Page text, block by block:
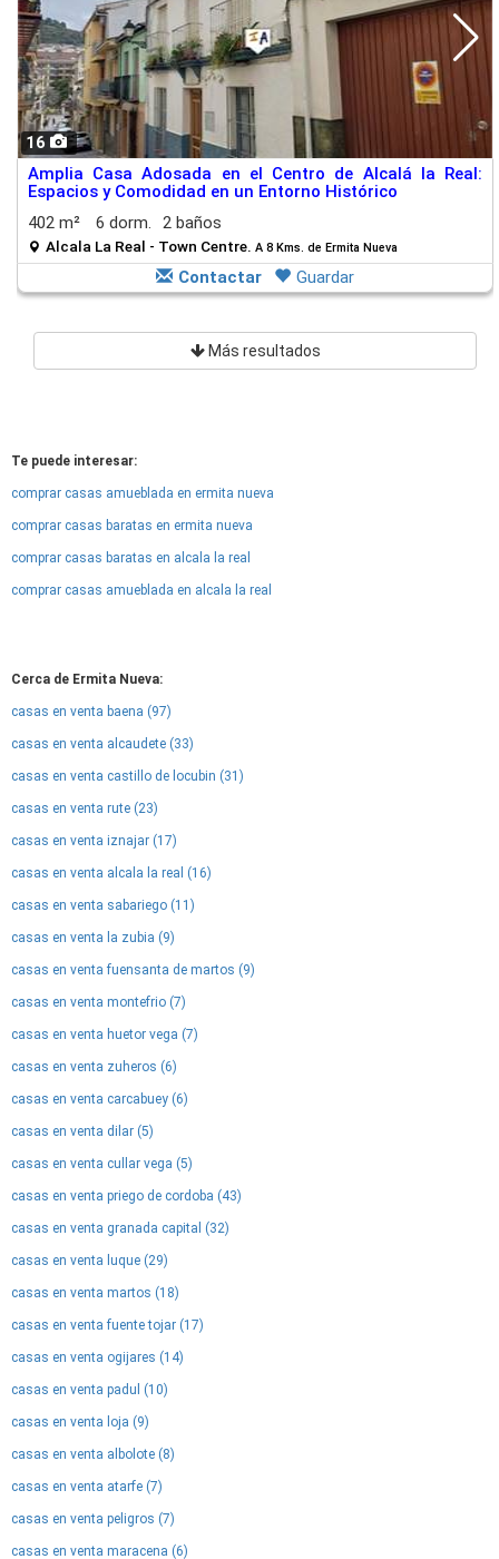
16
Amplia Casa Adosada en el Centro de Alcalá la Real:
Espacios y Comodidad en un Entorno Histórico
402 m²
6 dorm. 2 baños
Alcala La Real - Town Centre. A 8 Kms. de Ermita Nueva
Contactar Guardar
Más resultados
Te puede interesar:
comprar casas amueblada en ermita nueva
comprar casas baratas en ermita nueva
comprar casas baratas en alcala la real
comprar casas amueblada en alcala la real
Cerca de Ermita Nueva:
casas en venta baena (97)
casas en venta alcaudete (33)
casas en venta castillo de locubin (31)
casas en venta rute (23)
casas en venta iznajar (17)
casas en venta alcala la real (16)
casas en venta sabariego (11)
casas en venta la zubia (9)
casas en venta fuensanta de martos (9)
casas en venta montefrio (7)
casas en venta huetor vega (7)
casas en venta zuheros (6)
casas en venta carcabuey (6)
casas en venta dilar (5)
casas en venta cullar vega (5)
casas en venta priego de cordoba (43)
casas en venta granada capital (32)
casas en venta luque (29)
casas en venta martos (18)
casas en venta fuente tojar (17)
casas en venta ogijares (14)
casas en venta padul (10)
casas en venta loja (9)
casas en venta albolote (8)
casas en venta atarfe (7)
casas en venta peligros (7)
casas en venta maracena (6)